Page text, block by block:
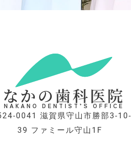
なかの歯科医院
NAKANO DENTIST’S OFFICE
0041 滋賀県守山市勝部3-10-
39 ファミール守山1F